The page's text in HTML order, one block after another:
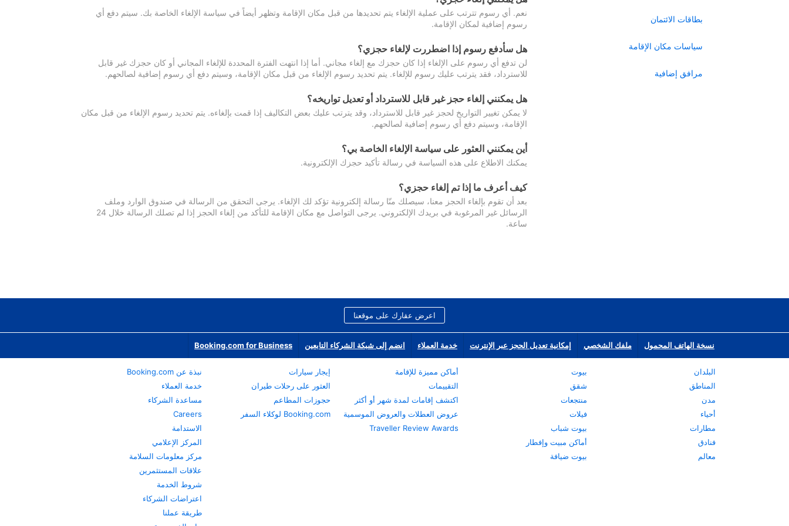
بطاقات الائتمان
سياسات مكان الإقامة
مرافق إضافية
نعم. أي رسوم تترتب على عملية الإلغاء يتم تحديدها من قبل مكان الإقامة وتظهر أيضاً في سياسة الإلغاء الخاصة بك. سيتم دفع أي
رسوم إضافية لمكان الإقامة.
هل سأدفع رسوم إذا اضطررت لإلغاء حجزي؟
لن تدفع أي رسوم على الإلغاء إذا كان حجزك مع إلغاء مجاني. أما إذا انتهت الفترة المحددة للإلغاء المجاني أو كان حجزك غير قابل
للاسترداد، فقد يترتب عليك رسوم للإلغاء. يتم تحديد رسوم الإلغاء من قبل مكان الإقامة، وسيتم دفع أي رسوم إضافية لصالحهم.
هل يمكنني إلغاء حجز غير قابل للاسترداد أو تعديل تواريخه؟
لا يمكن تغيير التواريخ لحجز غير قابل للاسترداد، وقد يترتب عليك بعض التكاليف إذا قمت بإلغاءه. يتم تحديد رسوم الإلغاء من قبل مكان
الإقامة، وسيتم دفع أي رسوم إضافية لصالحهم.
أين يمكنني العثور على سياسة الإلغاء الخاصة بي؟
يمكنك الاطلاع على هذه السياسة في رسالة تأكيد حجزك الإلكترونية.
كيف أعرف ما إذا تم إلغاء حجزي؟
بعد أن تقوم بإلغاء الحجز معنا، سيصلك منّا رسالة إلكترونية تؤكد لك الإلغاء. يرجى التحقق من الرسالة في صندوق الوارد وملف
الرسائل غير المرغوبة في بريدك الإلكتروني. يرجى التواصل مع مكان الإقامة للتأكد من إلغاء الحجز إذا لم تصلك الرسالة خلال 24
ساعة.
اعرض عقارك على موقعنا
نسخة الهاتف المحمول ملفك الشخصي إمكانية تعديل الحجز عبر الإنترنت خدمة العملاء انضم إلى شبكة الشركاء التابعين Booking.com for Business
البلدان
المناطق
مدن
أحياء
مطارات
فنادق
معالم
بيوت
شقق
منتجعات
فيلات
بيوت شباب
أماكن مبيت وإفطار
بيوت ضيافة
أماكن مميزة للإقامة
التقييمات
اكتشف إقامات لمدة شهر أو أكثر
عروض العطلات والعروض الموسمية
Traveller Review Awards
إيجار سيارات
العثور على رحلات طيران
حجوزات المطاعم
Booking.com لوكلاء السفر
نبذة عن Booking.com
خدمة العملاء
مساعدة الشركاء
Careers
الاستدامة
المركز الإعلامي
مركز معلومات السلامة
علاقات المستثمرين
شروط الخدمة
اعتراضات الشركاء
طريقة عملنا